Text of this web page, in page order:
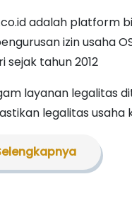
adalah platform
izin usaha
sejak tahun 2012
layanan legalitas
legalitas usaha